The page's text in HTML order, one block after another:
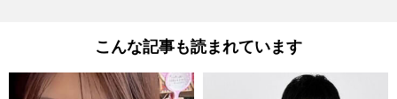
こんな記事も読まれています